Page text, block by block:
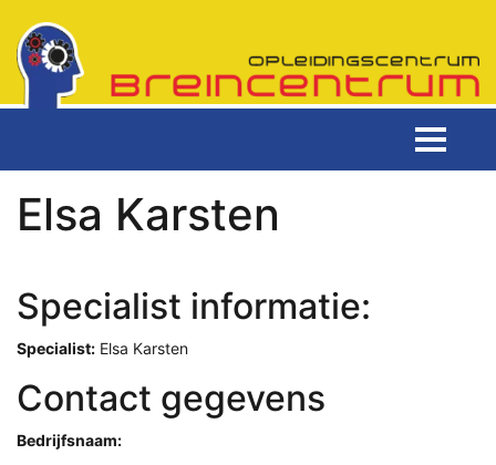
Elsa Karsten
Specialist informatie:
Specialist: Elsa Karsten
Contact gegevens
Bedrijfsnaam: